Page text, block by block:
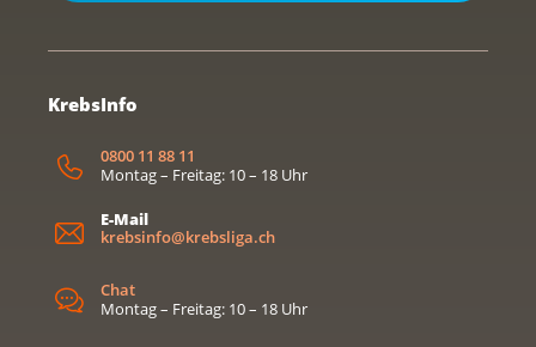
KrebsInfo
0800 11 88 11
Montag – Freitag: 10 – 18 Uhr
E-Mail
krebsinfo@krebsliga.ch
Chat
Montag – Freitag: 10 – 18 Uhr